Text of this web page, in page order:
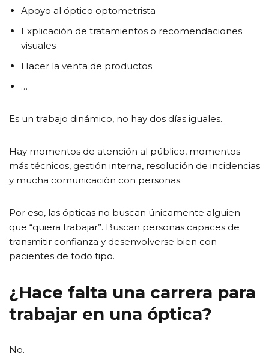
Apoyo al óptico optometrista
Explicación de tratamientos o recomendaciones
visuales
Hacer la venta de productos
…
Es un trabajo dinámico, no hay dos días iguales.
Hay momentos de atención al público, momentos
más técnicos, gestión interna, resolución de incidencias
y mucha comunicación con personas.
Por eso, las ópticas no buscan únicamente alguien
que “quiera trabajar”. Buscan personas capaces de
transmitir confianza y desenvolverse bien con
pacientes de todo tipo.
¿Hace falta una carrera para
trabajar en una óptica?
No.